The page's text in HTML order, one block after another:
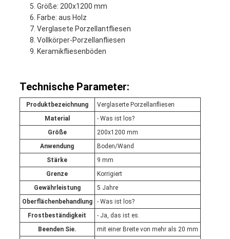
Größe: 200x1200 mm
Farbe: aus Holz
Verglasete Porzellantfliesen
Vollkörper-Porzellanfliesen
Keramikfliesenböden
Technische Parameter:
Produktbezeichnung
Verglaserte Porzellanfliesen
Material
- Was ist los?
Größe
200x1200 mm
Anwendung
Boden/Wand
Stärke
9 mm
Grenze
Korrigiert
Gewährleistung
5 Jahre
Oberflächenbehandlung
- Was ist los?
Frostbeständigkeit
- Ja, das ist es.
Beenden Sie.
mit einer Breite von mehr als 20 mm